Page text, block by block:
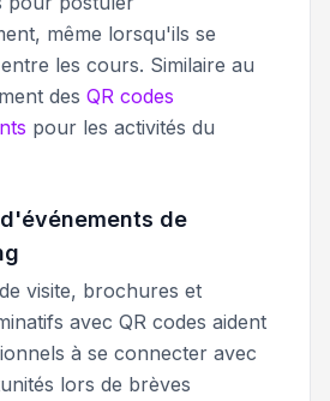
même lorsqu'ils se
les cours. Similaire au
des QR codes
pour les activités du
de
visite, brochures et
avec QR codes aident
à se connecter avec
lors de brèves